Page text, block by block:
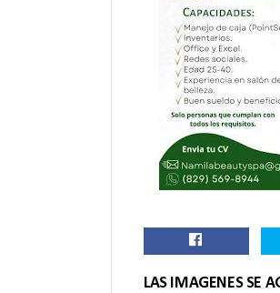
LAS IMAGENES SE